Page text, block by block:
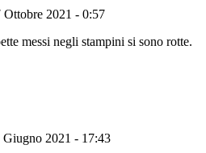
Ottobre 2021 - 0:57
messi negli stampini si sono rotte.
Giugno 2021 - 17:43